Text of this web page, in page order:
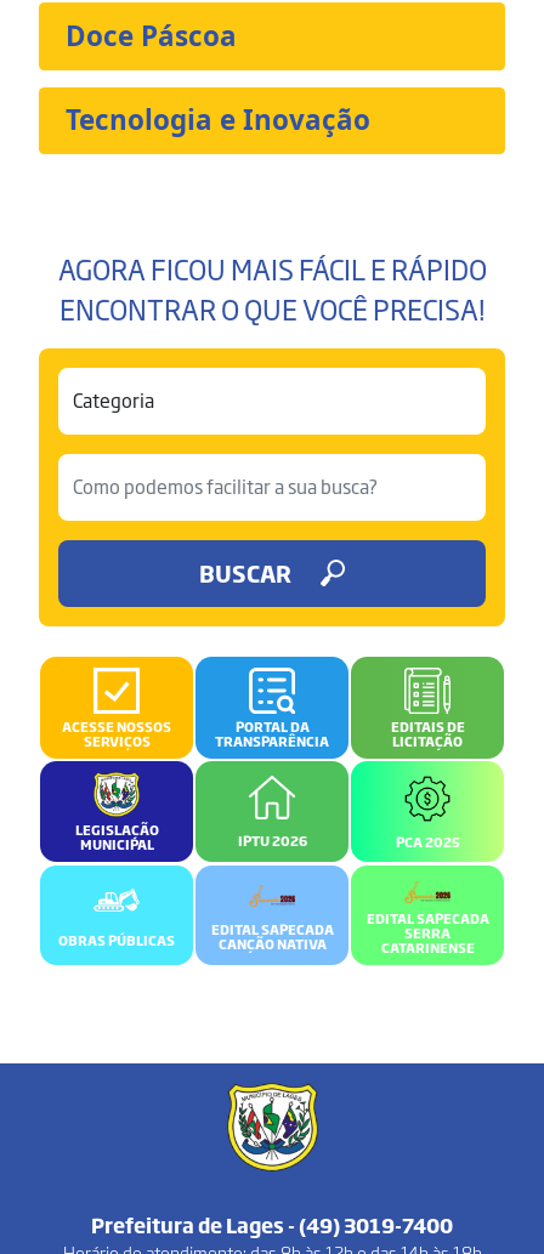
Doce Páscoa
Tecnologia e Inovação
AGORA FICOU MAIS FÁCIL E RÁPIDO
ENCONTRAR O QUE VOCÊ PRECISA!
BUSCAR
ACESSE NOSSOS
SERVIÇOS
PORTAL DA
TRANSPARÊNCIA
EDITAIS DE
LICITAÇÃO
LEGISLAÇÃO
MUNICIPAL IPTU 2026 PCA 2025
OBRAS PÚBLICAS
EDITAL SAPECADA
CANÇÃO NATIVA
EDITAL SAPECADA
SERRA
CATARINENSE
Prefeitura de Lages - (49) 3019-7400